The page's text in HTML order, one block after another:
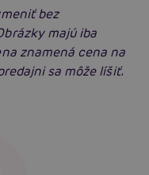
bez
majú iba
znamená cena na
sa môže líšiť.